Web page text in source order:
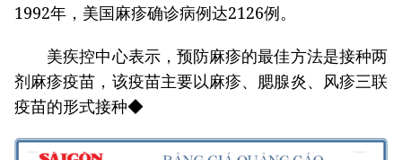
1992年，美国麻疹确诊病例达2126例。
美疾控中心表示，预防麻疹的最佳方法是接种两
剂麻疹疫苗，该疫苗主要以麻疹、腮腺炎、风疹三联
疫苗的形式接种◆